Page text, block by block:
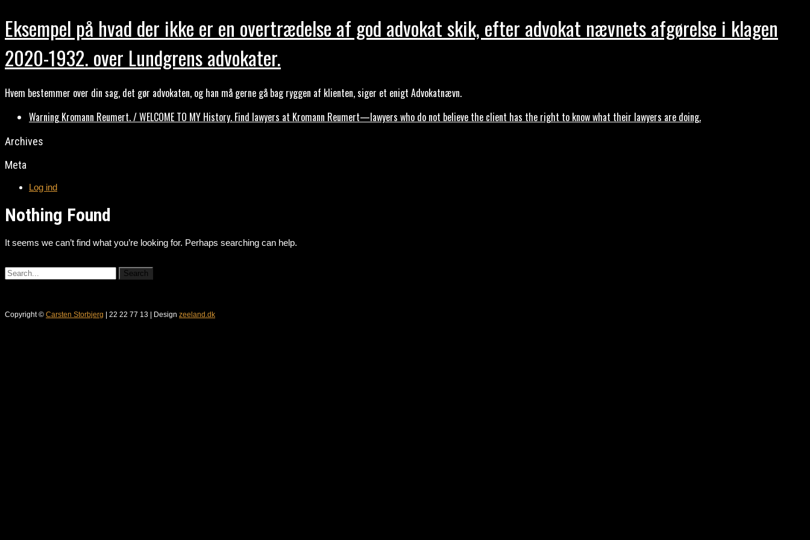
Eksempel på hvad der ikke er en overtrædelse af god advokat skik, efter advokat nævnets afgørelse i klagen
2020-1932. over Lundgrens advokater.
Hvem bestemmer over din sag, det gør advokaten, og han må gerne gå bag ryggen af klienten, siger et enigt Advokatnævn.
Warning Kromann Reumert. / WELCOME TO MY History. Find lawyers at Kromann Reumert—lawyers who do not believe the client has the right to know what their lawyers are doing.
Archives
Meta
Log ind
Nothing Found
It seems we can’t find what you’re looking for. Perhaps searching can help.
Copyright © Carsten Storbjerg | 22 22 77 13 | Design zeeland.dk